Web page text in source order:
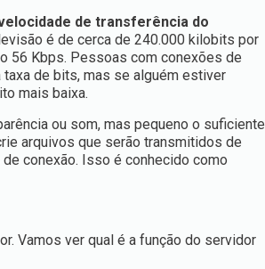
de transferência do
é de cerca de 240.000 kilobits por
56 Kbps. Pessoas com conexões de
de bits, mas se alguém estiver
mais baixa.
ou som, mas pequeno o suficiente
arquivos que serão transmitidos de
conexão. Isso é conhecido como
Vamos ver qual é a função do servidor